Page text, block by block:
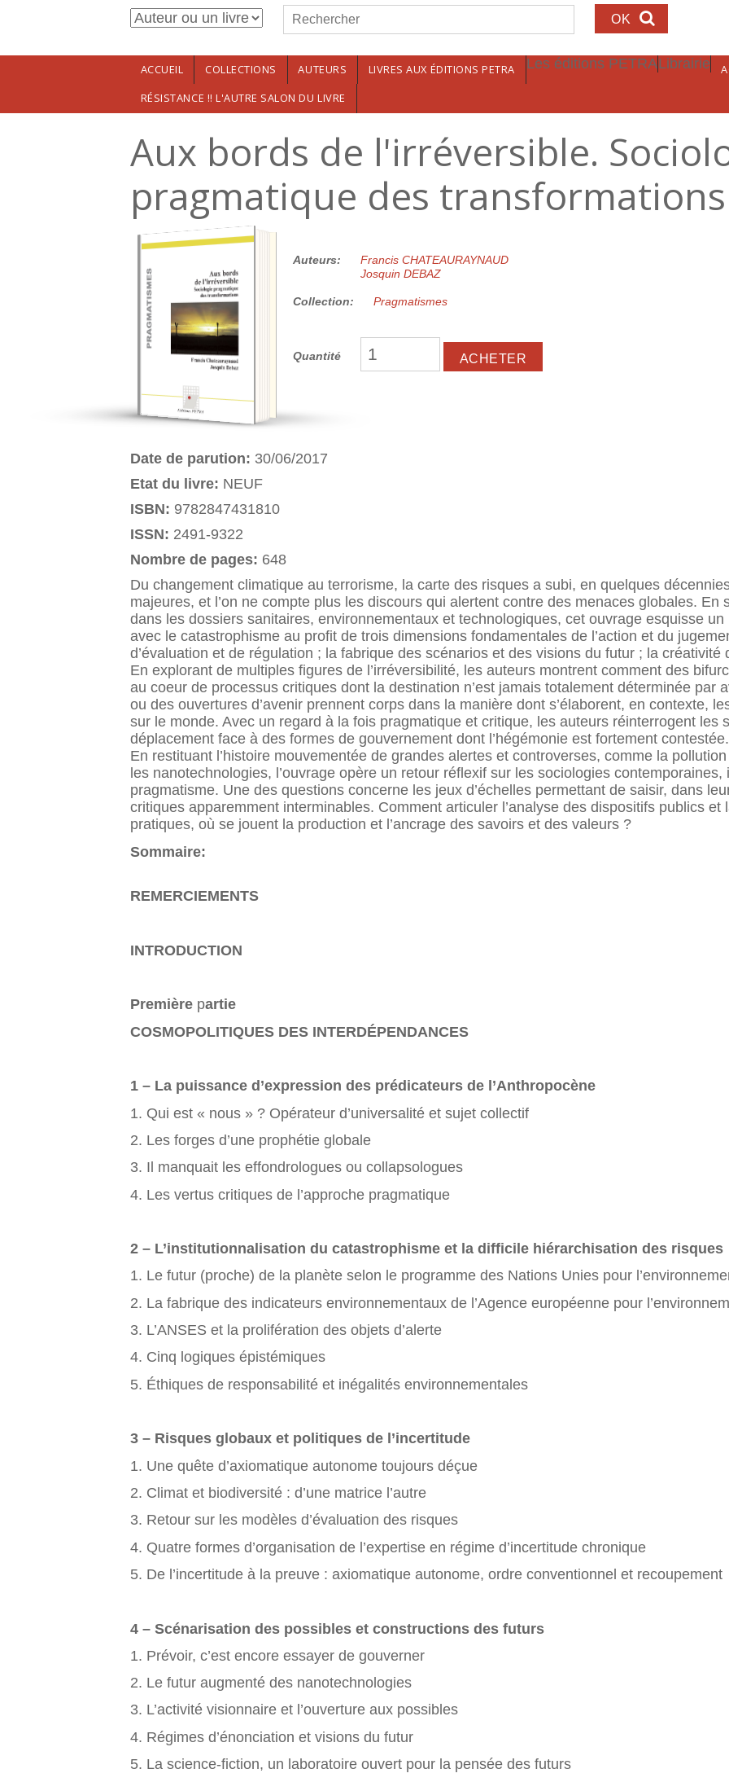
Aller au contenu principalFormulaire de recherche
Rechercher
ACCUEIL COLLECTIONS AUTEURS LIVRES AUX ÉDITIONS PETRA Les éditions PETRALibrairie
RÉSISTANCE !! L'AUTRE SALON DU LIVRE
Aux bords de l'irréversible.
pragmatique des transformations
35.00€ Auteurs:
Francis CHATEAURAYNAUD
Josquin DEBAZ
Collection: Pragmatismes
Quantité
Date de parution: 30/06/2017
Etat du livre: NEUF
ISBN: 9782847431810
ISSN: 2491-9322
Nombre de pages: 648
Du changement climatique au terrorisme, la carte des risques a subi, en quelques
majeures, et l’on ne compte plus les discours qui alertent contre des menaces globales. En
dans les dossiers sanitaires, environnementaux et technologiques, cet ouvrage esquisse
avec le catastrophisme au profit de trois dimensions fondamentales de l’action et du
d’évaluation et de régulation ; la fabrique des scénarios et des visions du futur ; la créativité
En explorant de multiples figures de l’irréversibilité, les auteurs montrent comment des
au coeur de processus critiques dont la destination n’est jamais totalement déterminée par
ou des ouvertures d’avenir prennent corps dans la manière dont s’élaborent, en contexte,
sur le monde. Avec un regard à la fois pragmatique et critique, les auteurs réinterrogent les
déplacement face à des formes de gouvernement dont l’hégémonie est fortement contestée.
En restituant l’histoire mouvementée de grandes alertes et controverses, comme la
les nanotechnologies, l’ouvrage opère un retour réflexif sur les sociologies contemporaines,
pragmatisme. Une des questions concerne les jeux d’échelles permettant de saisir, dans
critiques apparemment interminables. Comment articuler l’analyse des dispositifs publics et
pratiques, où se jouent la production et l’ancrage des savoirs et des valeurs ?
Sommaire:
REMERCIEMENTS
INTRODUCTION
Première partie
COSMOPOLITIQUES DES INTERDÉPENDANCES
1 – La puissance d’expression des prédicateurs de l’Anthropocène
1. Qui est « nous » ? Opérateur d’universalité et sujet collectif
2. Les forges d’une prophétie globale
3. Il manquait les effondrologues ou collapsologues
4. Les vertus critiques de l’approche pragmatique
2 – L’institutionnalisation du catastrophisme et la difficile hiérarchisation des risques
1. Le futur (proche) de la planète selon le programme des Nations Unies pour
2. La fabrique des indicateurs environnementaux de l’Agence européenne pour
3. L’ANSES et la prolifération des objets d’alerte
4. Cinq logiques épistémiques
5. Éthiques de responsabilité et inégalités environnementales
3 – Risques globaux et politiques de l’incertitude
1. Une quête d’axiomatique autonome toujours déçue
2. Climat et biodiversité : d’une matrice l’autre
3. Retour sur les modèles d’évaluation des risques
4. Quatre formes d’organisation de l’expertise en régime d’incertitude chronique
5. De l’incertitude à la preuve : axiomatique autonome, ordre conventionnel et recoupement
4 – Scénarisation des possibles et constructions des futurs
1. Prévoir, c’est encore essayer de gouverner
2. Le futur augmenté des nanotechnologies
3. L’activité visionnaire et l’ouverture aux possibles
4. Régimes d’énonciation et visions du futur
5. La science-fiction, un laboratoire ouvert pour la pensée des futurs